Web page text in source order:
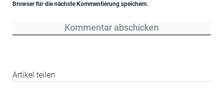
Browser für die nächste Kommentierung speichern.
Artikel teilen